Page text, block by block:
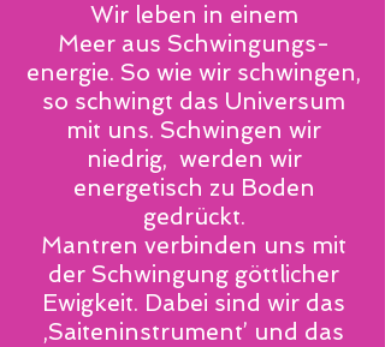
Wir leben in einem
Meer aus Schwingungs-
energie. So wie wir schwingen,
so schwingt das Universum
mit uns. Schwingen wir
niedrig, werden wir
energetisch zu Boden
gedrückt.
Mantren verbinden uns mit
der Schwingung göttlicher
Ewigkeit. Dabei sind wir das
‚Saiteninstrument’ und das